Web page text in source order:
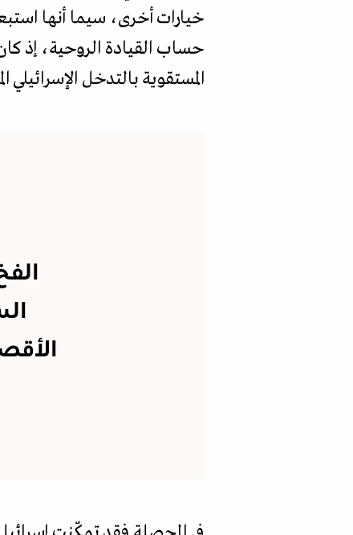
خيارات أخرى، سيما أنها
حساب القيادة الروحية، إذ
المستقوية بالتدخل الإسرائيلي